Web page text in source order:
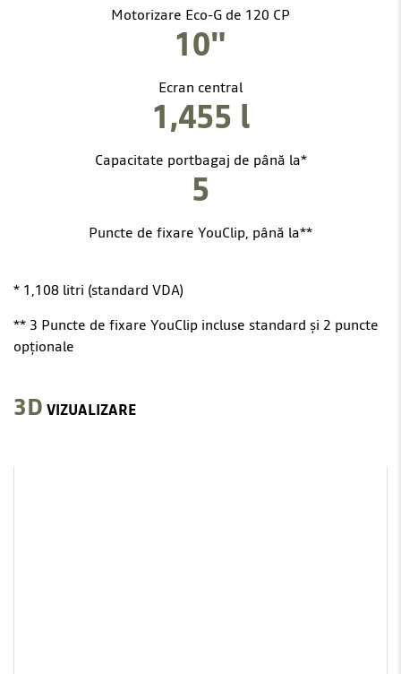
Motorizare Eco-G de 120 CP
10"
Ecran central
1,455 l
Capacitate portbagaj de până la*
5
Puncte de fixare YouClip, până la**
* 1,108 litri (standard VDA)
** 3 Puncte de fixare YouClip incluse standard și 2 puncte
opționale
3D VIZUALIZARE